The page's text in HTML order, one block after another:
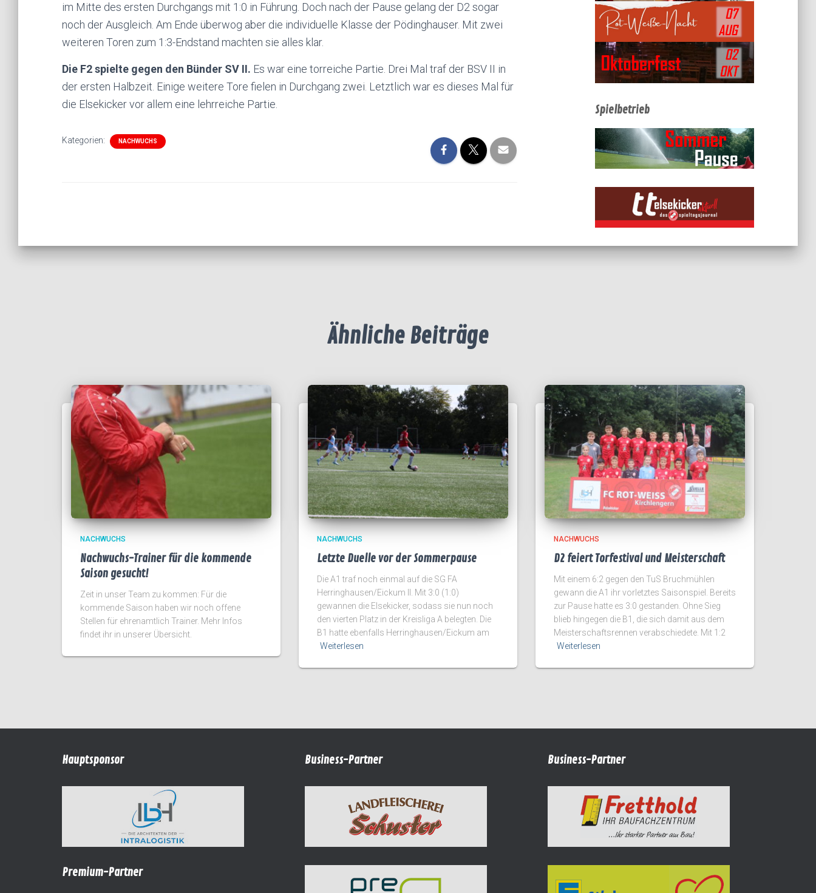
im Mitte des ersten Durchgangs mit 1:0 in Führung. Doch nach der Pause gelang der D2 sogar
noch der Ausgleich. Am Ende überwog aber die individuelle Klasse der Pödinghauser. Mit zwei
weiteren Toren zum 1:3-Endstand machten sie alles klar.
Die F2 spielte gegen den Bünder SV II. Es war eine torreiche Partie. Drei Mal traf der BSV II in
der ersten Halbzeit. Einige weitere Tore fielen in Durchgang zwei. Letztlich war es dieses Mal für
die Elsekicker vor allem eine lehrreiche Partie.
Kategorien: NACHWUCHS
Spielbetrieb
Ähnliche Beiträge
NACHWUCHS
Nachwuchs-Trainer für die kommende
Saison gesucht!
Zeit in unser Team zu kommen: Für die
kommende Saison haben wir noch offene
Stellen für ehrenamtlich Trainer. Mehr Infos
findet ihr in unserer Übersicht.
NACHWUCHS
Letzte Duelle vor der Sommerpause
Die A1 traf noch einmal auf die SG FA
Herringhausen/Eickum II. Mit 3:0 (1:0)
gewannen die Elsekicker, sodass sie nun noch
den vierten Platz in der Kreisliga A belegten. Die
B1 hatte ebenfalls Herringhausen/Eickum am
Weiterlesen
NACHWUCHS
D2 feiert Torfestival und Meisterschaft
Mit einem 6:2 gegen den TuS Bruchmühlen
gewann die A1 ihr vorletztes Saisonspiel. Bereits
zur Pause hatte es 3:0 gestanden. Ohne Sieg
blieb hingegen die B1, die sich damit aus dem
Meisterschaftsrennen verabschiedete. Mit 1:2
Weiterlesen
Hauptsponsor
Premium-Partner
Business-Partner Business-Partner